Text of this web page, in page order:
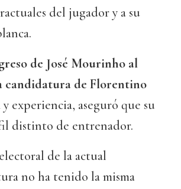
del jugador y a su
de José Mourinho al
candidatura de Florentino
experiencia, aseguró que su
distinto de entrenador.
de la actual
no ha tenido la misma